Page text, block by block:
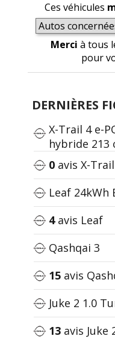
Ces véhicules
Merci à tous
pour
DERNIÈRES
X-Trail 4 e-
hybride 213
0 avis X-
Leaf 24kWh
4avis Leaf
Qashqai 3
15 avis
Juke 2 1.0
13 avis Juke